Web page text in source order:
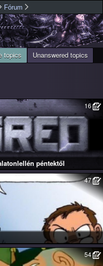
Fórum
topics Unanswered topics
péntektől
16
47
54